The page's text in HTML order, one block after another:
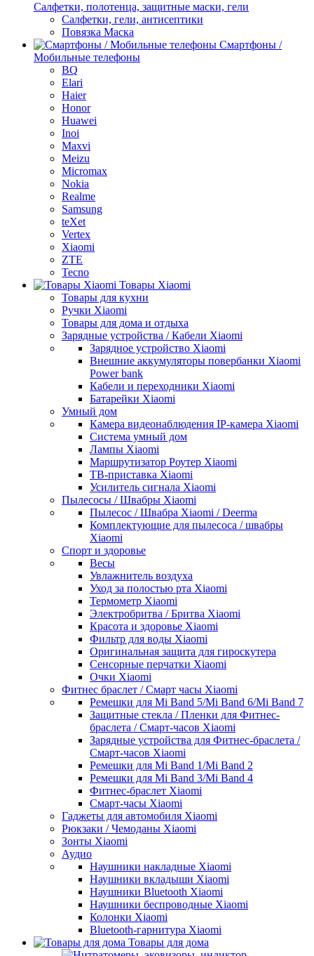
Салфетки, полотенца, защитные маски, гели
Салфетки, гели, антисептики
Повязка Маска
Смартфоны /
Мобильные телефоны
BQ
Elari
Haier
Honor
Huawei
Inoi
Maxvi
Meizu
Micromax
Nokia
Realme
Samsung
teXet
Vertex
Xiaomi
ZTE
Tecno
Товары Xiaomi
Товары для кухни
Ручки Xiaomi
Товары для дома и отдыха
Зарядные устройства / Кабели Xiaomi
Зарядное устройство Xiaomi
Внешние аккумуляторы повербанки Xiaomi
Power bank
Кабели и переходники Xiaomi
Батарейки Xiaomi
Умный дом
Камера видеонаблюдения IP-камера Xiaomi
Система умный дом
Лампы Xiaomi
Маршрутизатор Роутер Xiaomi
ТВ-приставка Xiaomi
Усилитель сигнала Xiaomi
Пылесосы / Швабры Xiaomi
Пылесос / Швабра Xiaomi / Deerma
Комплектующие для пылесоса / швабры
Xiaomi
Спорт и здоровье
Весы
Увлажнитель воздуха
Уход за полостью рта Xiaomi
Термометр Xiaomi
Электробритва / Бритва Xiaomi
Красота и здоровье Xiaomi
Фильтр для воды Xiaomi
Оригинальная защита для гироскутера
Сенсорные перчатки Xiaomi
Очки Xiaomi
Фитнес браслет / Смарт часы Xiaomi
Ремешки для Mi Band 5/Mi Band 6/Mi Band 7
Защитные стекла / Пленки для Фитнес-
браслета / Смарт-часов Xiaomi
Зарядные устройства для Фитнес-браслета /
Смарт-часов Xiaomi
Ремешки для Mi Band 1/Mi Band 2
Ремешки для Mi Band 3/Mi Band 4
Фитнес-браслет Xiaomi
Смарт-часы Xiaomi
Гаджеты для автомобиля Xiaomi
Рюкзаки / Чемоданы Xiaomi
Зонты Xiaomi
Аудио
Наушники накладные Xiaomi
Наушники вкладыши Xiaomi
Наушники Bluetooth Xiaomi
Наушники беспроводные Xiaomi
Колонки Xiaomi
Bluetooth-гарнитура Xiaomi
Товары для дома